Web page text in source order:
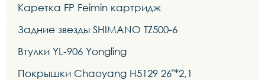
Каретка FP Feimin картридж
Задние звезды SHIMANO TZ500-6
Втулки YL-906 Yongling
Покрышки Chaoyang H5129 26"*2,1